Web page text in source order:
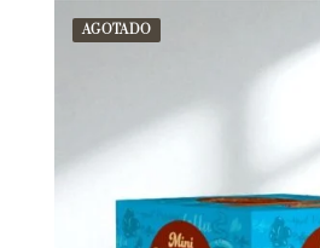
AGOTADO